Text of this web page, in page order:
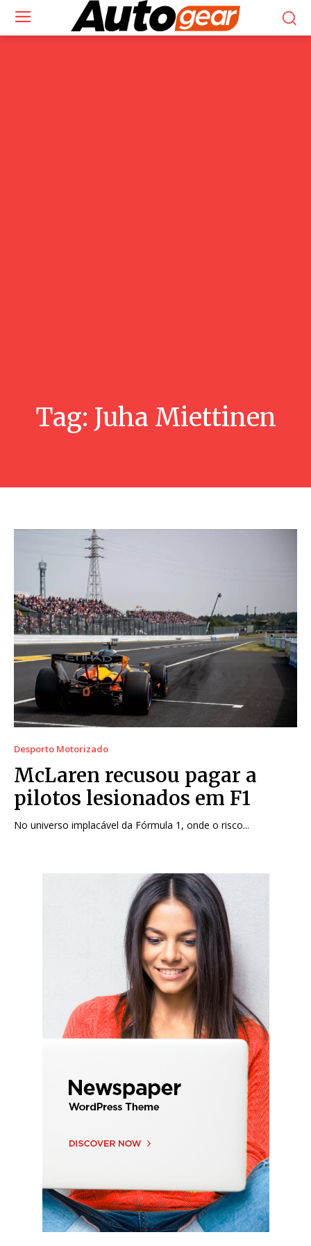
Tag: Juha Miettinen
Desporto Motorizado
McLaren recusou pagar a
pilotos lesionados em F1
No universo implacável da Fórmula 1, onde o risco...